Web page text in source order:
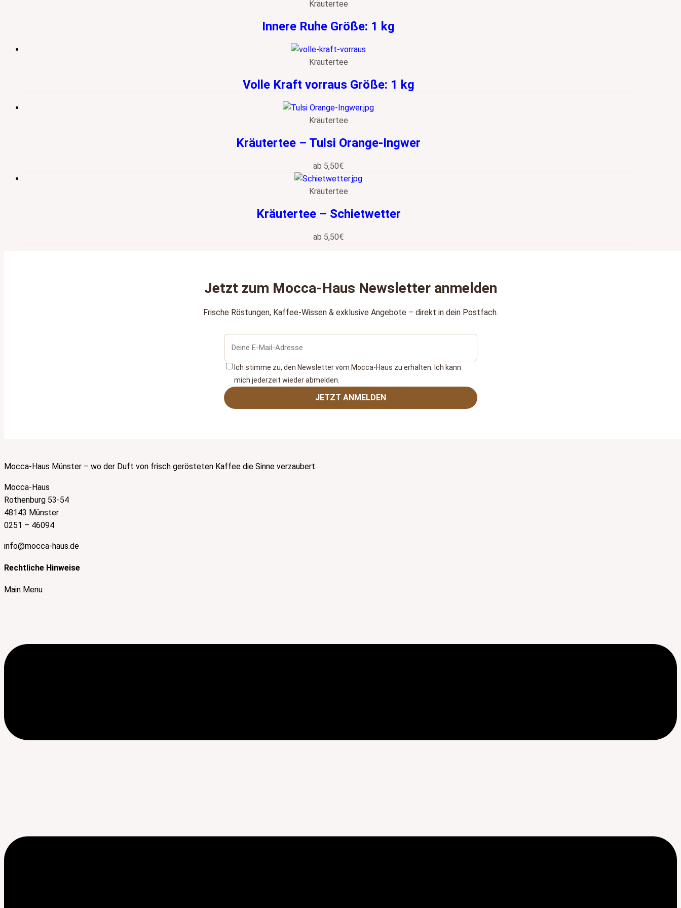
Kräutertee
Innere Ruhe Größe: 1 kg
Kräutertee
Volle Kraft vorraus Größe: 1 kg
Kräutertee
Kräutertee – Tulsi Orange-Ingwer
ab 5,50€
Kräutertee
Kräutertee – Schietwetter
ab 5,50€
Jetzt zum Mocca‑Haus Newsletter anmelden
Frische Röstungen, Kaffee‑Wissen & exklusive Angebote – direkt in dein Postfach.
Ich stimme zu, den Newsletter vom Mocca‑Haus zu erhalten. Ich kann
mich jederzeit wieder abmelden.
JETZT ANMELDEN
Mocca-Haus Münster – wo der Duft von frisch gerösteten Kaffee die Sinne verzaubert.
Mocca-Haus
Rothenburg 53-54
48143 Münster
0251 – 46094
info@mocca-haus.de
Rechtliche Hinweise
Main Menu